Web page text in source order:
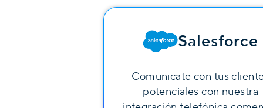
Salesforce
Comunicate con tus
potenciales con nuestra